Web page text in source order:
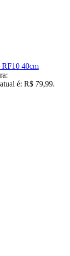
40cm
é: R$ 79,99.